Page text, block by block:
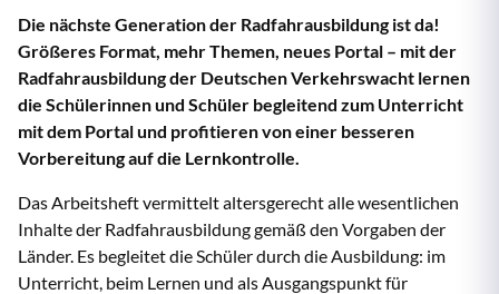
Die nächste Generation der Radfahrausbildung ist da!
Größeres Format, mehr Themen, neues Portal – mit der
Radfahrausbildung der Deutschen Verkehrswacht lernen
die Schülerinnen und Schüler begleitend zum Unterricht
mit dem Portal und profitieren von einer besseren
Vorbereitung auf die Lernkontrolle.
Das Arbeitsheft vermittelt altersgerecht alle wesentlichen
Inhalte der Radfahrausbildung gemäß den Vorgaben der
Länder. Es begleitet die Schüler durch die Ausbildung: im
Unterricht, beim Lernen und als Ausgangspunkt für